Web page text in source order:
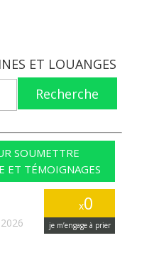
ET LOUANGES
Recherche
SOUMETTRE
ET TÉMOIGNAGES
x0
je m’engage à prier